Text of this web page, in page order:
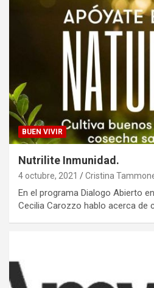
BUEN VIVIR
Nutrilite Inmunidad.
4 octubre, 2021 Cristina
En el programa Dialogo Abierto
Cecilia Carozzo hablo acerca de